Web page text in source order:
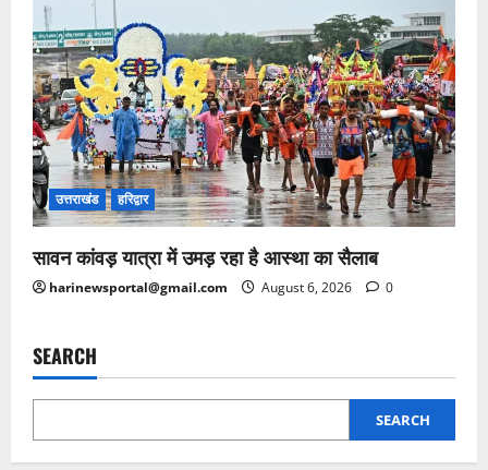
उत्तराखंड हरिद्वार
सावन कांवड़ यात्रा में उमड़ रहा है आस्था का सैलाब
harinewsportal@gmail.com August 6, 2026 0
SEARCH
SEARCH